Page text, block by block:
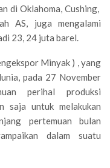
di Oklahoma, Cushing,
AS, juga mengalami
23, 24 juta barel.
Minyak ) , yang
pada 27 November
perihal produksi
saja untuk melakukan
pertemuan bulan
dalam suatu